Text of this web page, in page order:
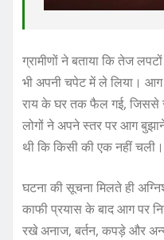
ग्रामीणों ने बताया कि तेज
भी अपनी चपेट में ले लिया।
राय के घर तक फैल गई, जिससे
लोगों ने अपने स्तर पर आग
थी कि किसी की एक नहीं चली।
घटना की सूचना मिलते ही
काफी प्रयास के बाद आग पर
रखे अनाज, बर्तन, कपड़े और